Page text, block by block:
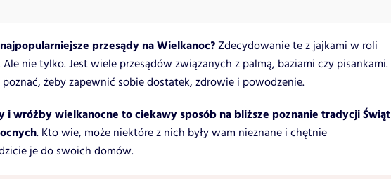
przesądy na Wielkanoc?Zdecydowanie te z jajkami w roli
Ale nie tylko. Jest wiele przesądów związanych z palmą, baziami czy pisankami.
żeby zapewnić sobie dostatek, zdrowie i powodzenie.
i wróżby wielkanocne to ciekawy sposób na bliższe poznanie tradycji Świąt
. Kto wie, może niektóre z nich były wam nieznane i chętnie
je do swoich domów.